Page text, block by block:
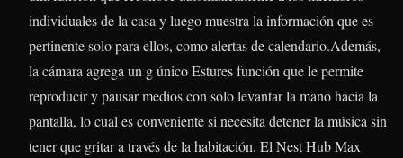
individuales de la casa y luego muestra la información que es
pertinente solo para ellos, como alertas de calendario.Además,
la cámara agrega un g único Estures función que le permite
reproducir y pausar medios con solo levantar la mano hacia la
pantalla, lo cual es conveniente si necesita detener la música sin
tener que gritar a través de la habitación. El Nest Hub Max